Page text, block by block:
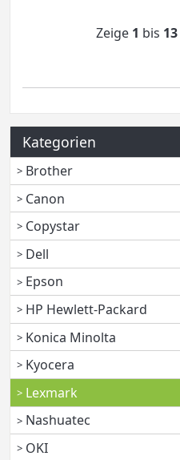
Zeige 1 bis 13
Kategorien
Brother
Canon
Copystar
Dell
Epson
HP Hewlett-Packard
Konica Minolta
Kyocera
Lexmark
Nashuatec
OKI